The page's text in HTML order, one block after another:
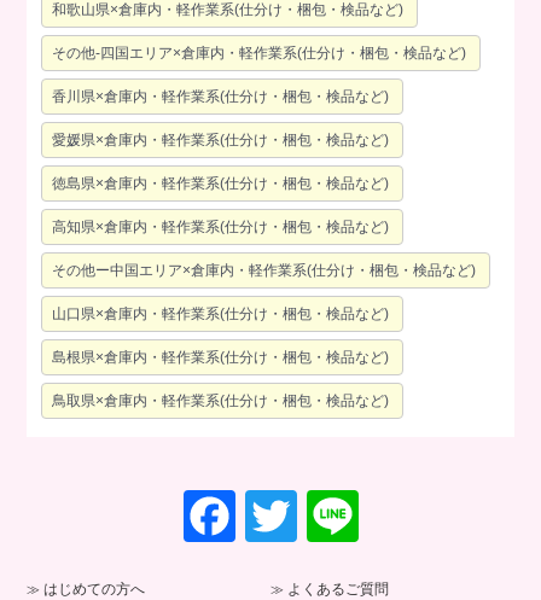
和歌山県×倉庫内・軽作業系(仕分け・梱包・検品など)
その他-四国エリア×倉庫内・軽作業系(仕分け・梱包・検品など)
香川県×倉庫内・軽作業系(仕分け・梱包・検品など)
愛媛県×倉庫内・軽作業系(仕分け・梱包・検品など)
徳島県×倉庫内・軽作業系(仕分け・梱包・検品など)
高知県×倉庫内・軽作業系(仕分け・梱包・検品など)
その他ー中国エリア×倉庫内・軽作業系(仕分け・梱包・検品など)
山口県×倉庫内・軽作業系(仕分け・梱包・検品など)
島根県×倉庫内・軽作業系(仕分け・梱包・検品など)
鳥取県×倉庫内・軽作業系(仕分け・梱包・検品など)
F
a
T
wi
tt
e
はじめての方へ よくあるご質問